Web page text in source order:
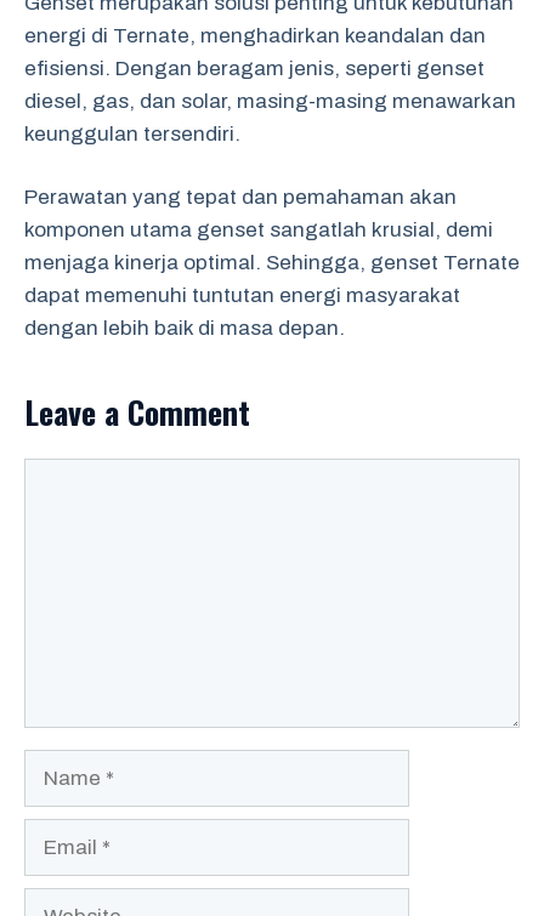
energi di Ternate, menghadirkan keandalan dan
efisiensi. Dengan beragam jenis, seperti genset
diesel, gas, dan solar, masing-masing menawarkan
keunggulan tersendiri.
Perawatan yang tepat dan pemahaman akan
komponen utama genset sangatlah krusial, demi
menjaga kinerja optimal. Sehingga, genset Ternate
dapat memenuhi tuntutan energi masyarakat
dengan lebih baik di masa depan.
Leave a Comment
Website